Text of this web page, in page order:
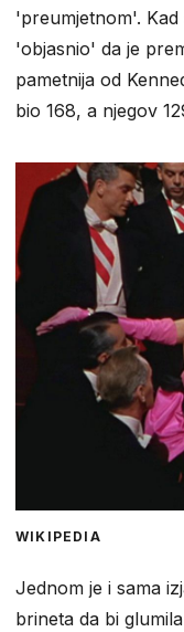
'preumjetnom'.
'objasnio' da je
pametnija od
bio 168, a njegov
WIKIPEDIA
Jednom je i sama
brineta da bi